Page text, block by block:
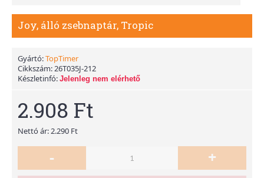
Joy, álló zsebnaptár, Tropic
Gyártó:TopTimer
Cikkszám:26T035J-212
Készletinfó: Jelenleg nem elérhető
2.908 Ft
Nettó ár: 2.290 Ft
- +